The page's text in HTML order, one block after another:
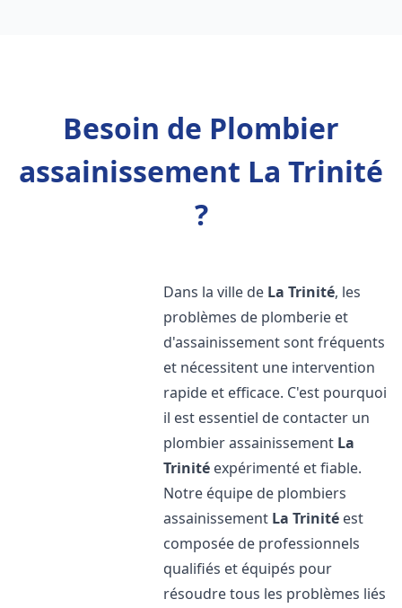
Besoin de Plombier
assainissement La Trinité
?
Dans la ville de La Trinité, les
problèmes de plomberie et
d'assainissement sont fréquents
et nécessitent une intervention
rapide et efficace. C'est pourquoi
il est essentiel de contacter un
plombier assainissement La
Trinité expérimenté et fiable.
Notre équipe de plombiers
assainissement La Trinité est
composée de professionnels
qualifiés et équipés pour
résoudre tous les problèmes liés